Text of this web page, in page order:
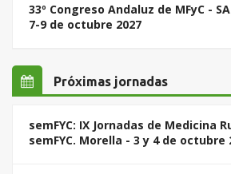
33º Congreso Andaluz de MFyC -
7-9 de octubre 2027
Próximas jornadas
semFYC: IX Jornadas de Medicina
semFYC. Morella - 3 y 4 de octubre